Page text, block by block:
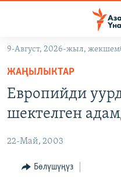
Навигацияга
өтүңүз
Издөөгө
салыңызКЫРГЫЗСТАН
ЭКОНОМИКА
МАДАНИЯТ
ДҮЙНӨ
БОРБОР АЗИЯ
АТАЙЫН ИЛИКТӨӨ
ТВ ПРОГРАММАЛАР
9-Август, 2026-жыл,
ЖАҢЫЛЫКТАР
Европийди
шектелген
22-Май, 2003
Бөлүшүңүз